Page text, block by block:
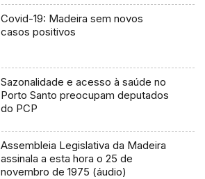
Covid-19: Madeira sem novos
casos positivos
Sazonalidade e acesso à saúde no
Porto Santo preocupam deputados
do PCP
Assembleia Legislativa da Madeira
assinala a esta hora o 25 de
novembro de 1975 (áudio)